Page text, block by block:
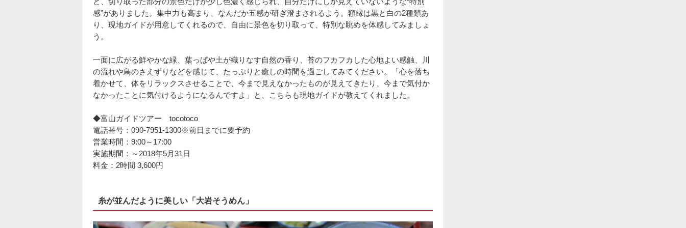
感”がありました。集中力も高まり、なんだか五感が研ぎ澄まされるよう。額縁は黒と白の2種類あ
り、現地ガイドが用意してくれるので、自由に景色を切り取って、特別な眺めを体感してみましょ
う。
一面に広がる鮮やかな緑、葉っぱや土が織りなす自然の香り、苔のフカフカした心地よい感触、川
の流れや鳥のさえずりなどを感じて、たっぷりと癒しの時間を過ごしてみてください。「心を落ち
着かせて、体をリラックスさせることで、今まで見えなかったものが見えてきたり、今まで気付か
なかったことに気付けるようになるんですよ」と、こちらも現地ガイドが教えてくれました。
◆富山ガイドツアー tocotoco
電話番号：090-7951-1300※前日までに要予約
営業時間：9:00～17:00
実施期間：～2018年5月31日
料金：2時間 3,600円
糸が並んだように美しい「大岩そうめん」